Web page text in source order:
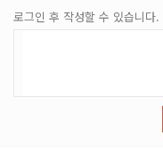
로그인 후 작성할 수 있습니다.